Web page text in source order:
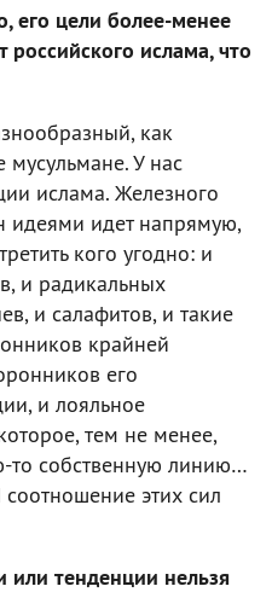
его цели более-менее
ислама, что
как
У нас
ислама. Железного
идеями идет напрямую,
кого угодно: и
и радикальных
и салафитов, и такие
крайней
его
и лояльное
тем не менее,
то собственную линию…
этих сил
или тенденции нельзя